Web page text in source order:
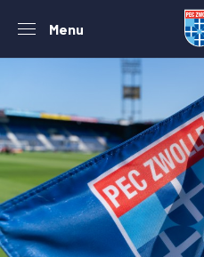
Menu